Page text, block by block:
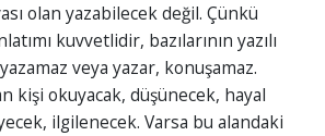
olan yazabilecek değil. Çünkü
kuvvetlidir, bazılarının yazılı
veya yazar, konuşamaz.
kişi okuyacak, düşünecek, hayal
ilgilenecek. Varsa bu alandaki